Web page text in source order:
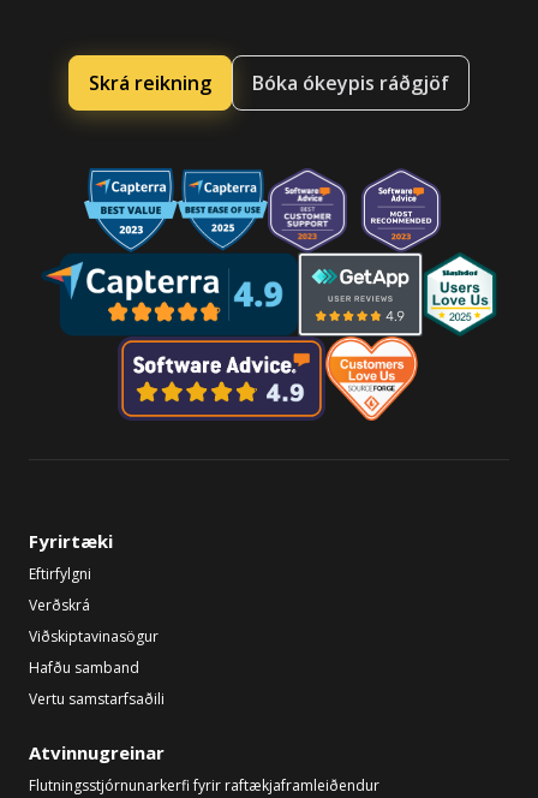
Skrá reikning Bóka ókeypis ráðgjöf
Fyrirtæki
Eftirfylgni
Verðskrá
Viðskiptavinasögur
Hafðu samband
Vertu samstarfsaðili
Atvinnugreinar
Flutningsstjórnunarkerfi fyrir raftækjaframleiðendur